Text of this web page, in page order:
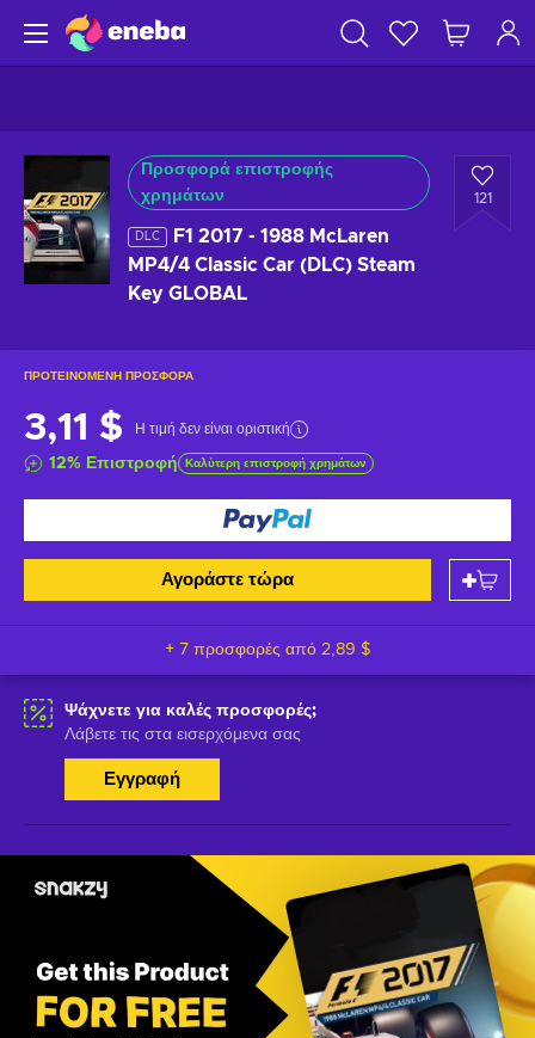
Προσφορά επιστροφής
χρημάτων
DLC
F1 2017 - 1988 McLaren
MP4/4 Classic Car (DLC) Steam
Key GLOBAL
121
ΠΡΟΤΕΙΝΌΜΕΝΗ ΠΡΟΣΦΟΡΆ
3,11 $ Η τιμή δεν είναι οριστική
12% Επιστροφή Καλύτερη επιστροφή χρημάτων
Αγοράστε τώρα
+ 7 προσφορές από 2,89 $
Ψάχνετε για καλές προσφορές;
Λάβετε τις στα εισερχόμενα σας
Εγγραφή